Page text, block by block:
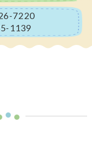
7220
1139